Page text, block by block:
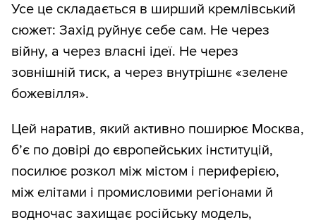
Усе це складається в ширший кремлівський
сюжет: Захід руйнує себе сам. Не через
війну, а через власні ідеї. Не через
зовнішній тиск, а через внутрішнє «зелене
божевілля».
Цей наратив, який активно поширює Москва,
б’є по довірі до європейських інституцій,
посилює розкол між містом і периферією,
між елітами і промисловими регіонами й
водночас захищає російську модель,